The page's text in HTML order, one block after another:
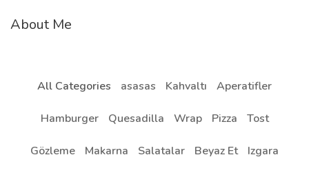
About Me
All Categories asasas Kahvaltı Aperatifler
Hamburger Quesadilla Wrap Pizza Tost
Gözleme Makarna Salatalar Beyaz Et Izgara